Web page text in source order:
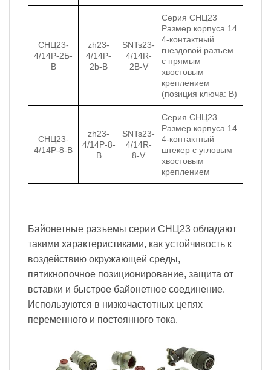
СНЦ23-
4/14Р-2Б-
В
zh23-
4/14P-
2b-B
SNTs23-
4/14R-
2B-V
Серия СНЦ23
Размер корпуса 14
4-контактный
гнездовой разъем
с прямым
хвостовым
креплением
(позиция ключа: B)
СНЦ23-
4/14Р-8-В
zh23-
4/14P-8-
B
SNTs23-
4/14R-
8-V
Серия СНЦ23
Размер корпуса 14
4-контактный
штекер с угловым
хвостовым
креплением
Байонетные разъемы серии СНЦ23 обладают
такими характеристиками, как устойчивость к
воздействию окружающей среды,
пятикнопочное позиционирование, защита от
вставки и быстрое байонетное соединение.
Используются в низкочастотных цепях
переменного и постоянного тока.